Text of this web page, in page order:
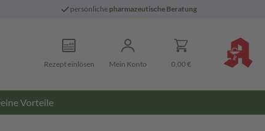
persönliche pharmazeutische Beratung
Rezept einlösen Mein Konto 0,00 €
Vorteile